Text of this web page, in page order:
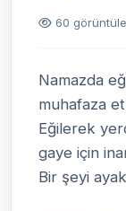
60
Namazda
muhafaza
Eğilerek
gaye için
Bir şeyi